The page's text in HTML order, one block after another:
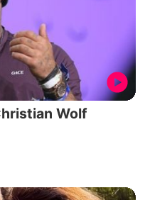
Wolf